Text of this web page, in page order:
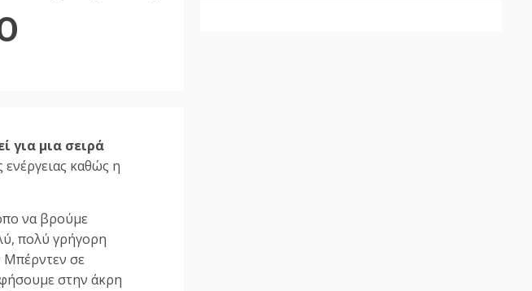
για μια σειρά
καθώς η
να βρούμε
πολύ γρήγορη
Μπέρντεν σε
στην άκρη